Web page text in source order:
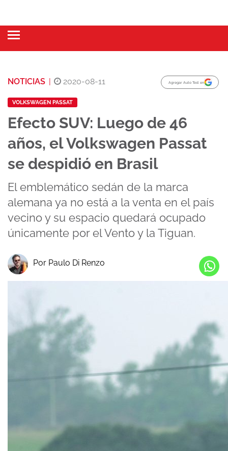
NOTICIAS | 2020-08-11 Agregar Auto Test en
VOLKSWAGEN PASSAT
Efecto SUV: Luego de 46
años, el Volkswagen Passat
se despidió en Brasil
El emblemático sedán de la marca
alemana ya no está a la venta en el país
vecino y su espacio quedará ocupado
únicamente por el Vento y la Tiguan.
Por Paulo Di Renzo